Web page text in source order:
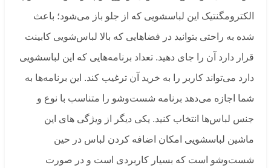
الکترومگنتیک این لباسشویی که از جلو باز می‌شود؛ باعث
شده به راحتی بتوانید در فضاهایی که بالا لباس‌شویی کابینت
قرار دارد آن را جای دهید. تعداد برنامه‌هایی که این لباسشویی
دارد می‌تواند کاربر را به خرید آن ترغیب کند. این برنامه‌ها به
شما اجازه می‌دهد برنامه شست‌وشو را متناسب با نوع و
جنس لباس‌ها انتخاب کنید. یکی دیگر از ویژگی های این
ماشین لباسشویی امکان اضافه کردن لباس در حین
شست‌وشو است که بسیار کاربردی است و در صورت